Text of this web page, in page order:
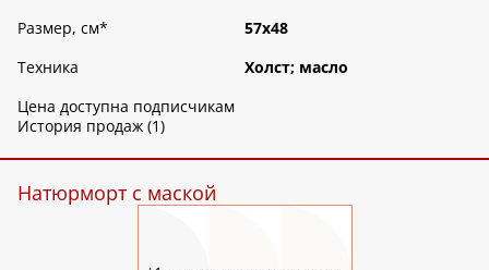
Размер, см*
57х48
Техника
Холст; масло
Цена доступна подписчикам
История продаж (1)
Натюрморт с маской